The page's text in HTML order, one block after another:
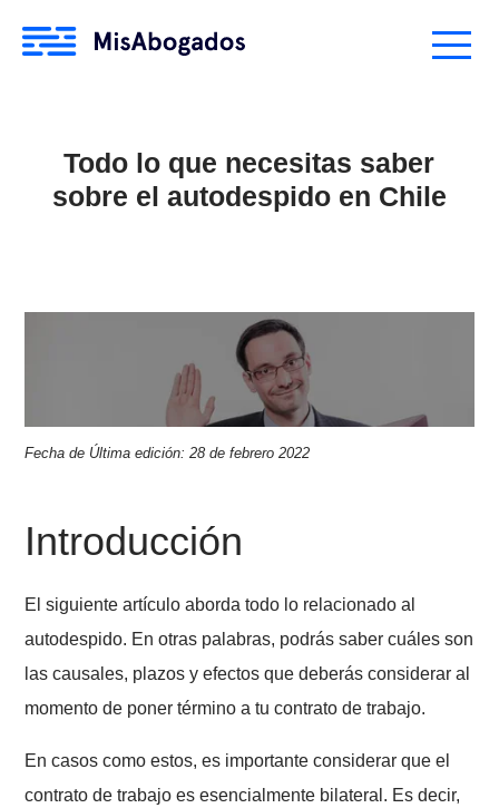
Todo lo que necesitas saber
sobre el autodespido en Chile
Introducción
El siguiente artículo aborda todo lo relacionado al
autodespido. En otras palabras, podrás saber cuáles
momento de poner término a tu contrato de trabajo.